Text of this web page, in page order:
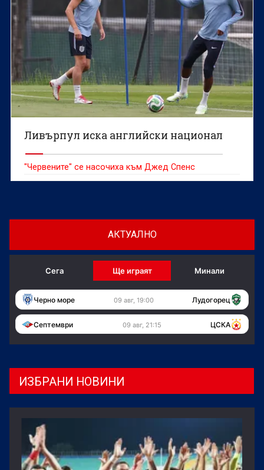
Ливърпул иска английски национал
"Червените" се насочиха към Джед Спенс
АКТУАЛНО
Сега Ще играят Минали
Черно море 09 авг, 19:00 Лудогорец
Септември 09 авг, 21:15 ЦСКА
ИЗБРАНИ НОВИНИ